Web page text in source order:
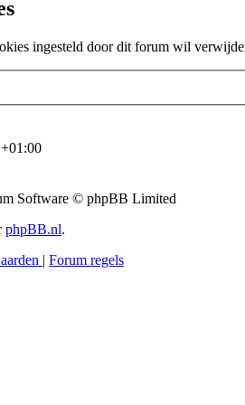
ingesteld door dit forum wil
Software © phpBB Limited
phpBB.nl.
| Forum regels